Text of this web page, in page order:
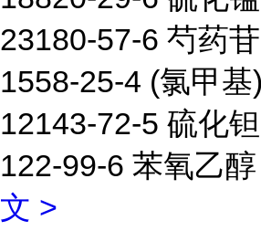
23180-57-6 芍药苷
1558-25-4 (氯甲
12143-72-5 硫化钽
122-99-6 苯氧乙醇
文 >